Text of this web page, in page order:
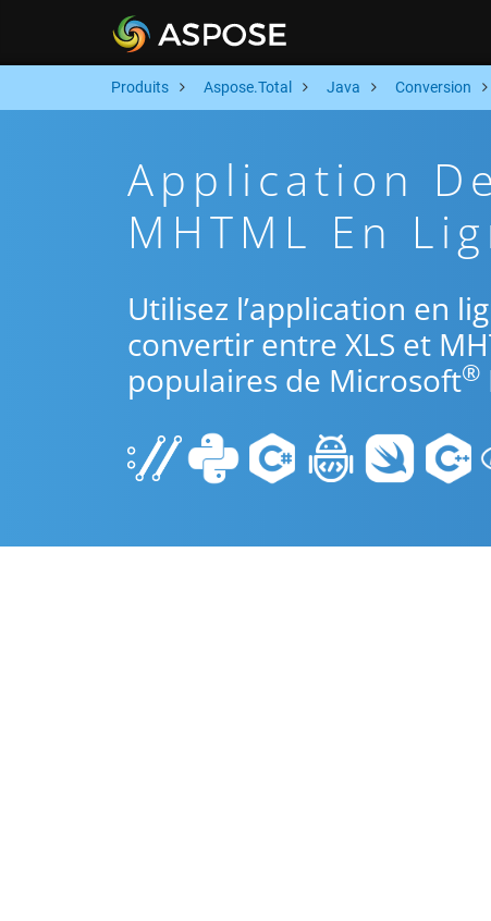
Produits Aspose.Total Java Conversion
Application
MHTML En
Utilisez l’application en
convertir entre XLS et
populaires de Microsoft®